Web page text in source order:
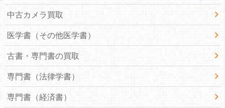
中古カメラ買取
医学書（その他医学書）
古書・専門書の買取
専門書（法律学書）
専門書（経済書）